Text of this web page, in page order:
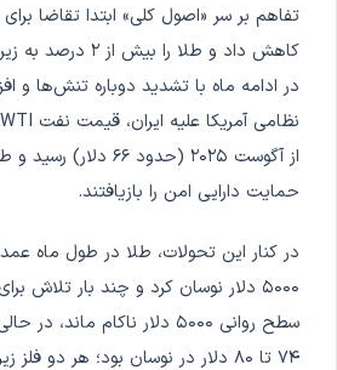
تفاهم بر سر «اصول کلی» ابتدا تقاضا
در ادامه ماه با تشدید دوباره تنش‌ها و
از آگوست ۲۰۲۵ (حدود
حمایت دارایی امن را بازیافتند.
۵۰۰۰ دلار نوسان کرد و چند بار تلاش
سطح روانی ۵۰۰۰ دلار ناکام
۷۴ تا ۸۰ دلار در نوسان بود؛ هر دو